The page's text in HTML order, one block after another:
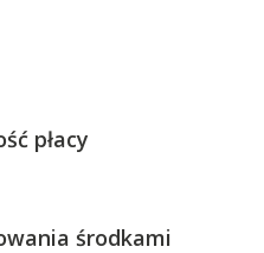
płacy
środkami